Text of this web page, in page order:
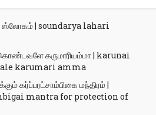
| soundarya lahari
கருமாரியம்மா | karunai
karumari amma
கர்ப்பரட்சாம்பிகை மந்திரம் |
mantra for protection of